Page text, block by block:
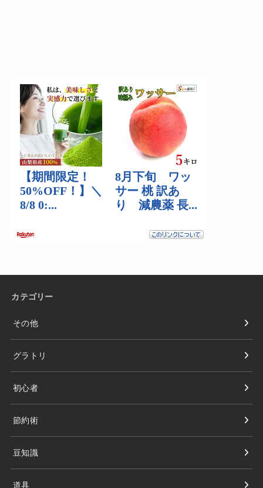
カテゴリー
その他
グラトリ
初心者
節約術
豆知識
道具